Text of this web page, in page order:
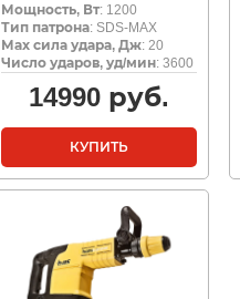
Мощность, Вт: 1200
Тип патрона: SDS-MAX
Мах сила удара, Дж: 20
Число ударов, уд/мин: 3600
14990 руб.
КУПИТЬ